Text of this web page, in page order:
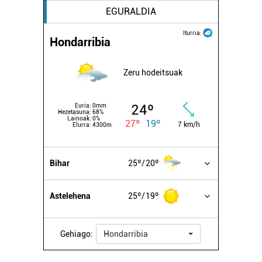
EGURALDIA
Iturria:
Hondarribia
Zeru hodeitsuak
Euria: 0mm
Hezetasuna: 68%
Lainoak: 0%
Elurra: 4300m
24º
27º 19º 7 km/h
Bihar 25º 20º
Astelehena 25º 19º
Gehiago: Hondarribia